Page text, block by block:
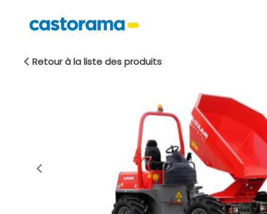
Retour à la liste des produits